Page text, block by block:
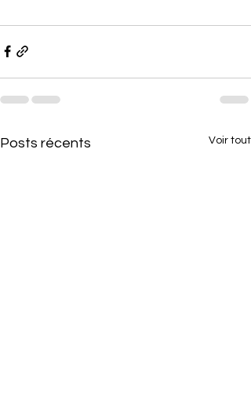
Posts récents Voir tout